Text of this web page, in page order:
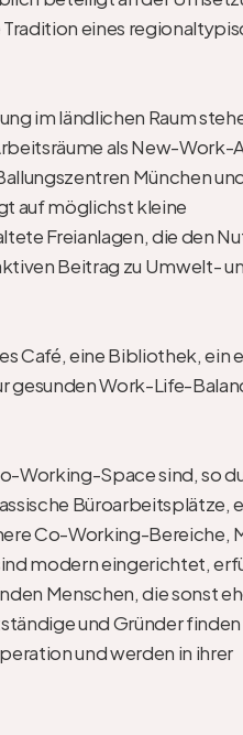
eines
im ländlichen Raum
als New-Work-
München
auf möglichst kleine
Freianlagen, die den
Beitrag zu Umwelt-
Café, eine Bibliothek, ein
gesunden Work-Life-
Working-Space sind, so
Büroarbeitsplätze,
Co-Working-Bereiche,
modern eingerichtet,
Menschen, die sonst
und Gründer
und werden in ihrer